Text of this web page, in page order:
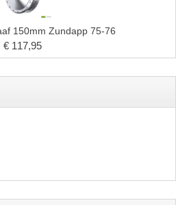
150mm Zundapp 75-76
€ 117,95